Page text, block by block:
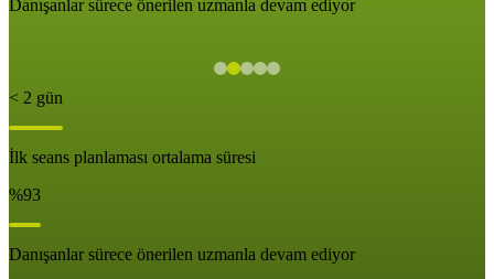
Danışanlar sürece önerilen uzmanla devam ediyor
< 2 gün
İlk seans planlaması ortalama süresi
%93
Danışanlar sürece önerilen uzmanla devam ediyor